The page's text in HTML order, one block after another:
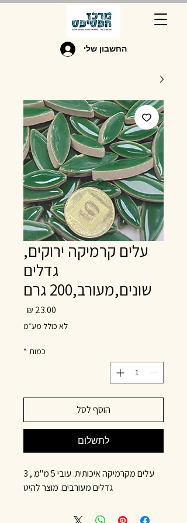
החשבון שלי
עלים קרמיקה ירוקים,
גדלים
שונים,מעורב,200 גרם
לא כולל מע״מ
כמות *
הוסף לסל
לתשלום
עלים מקרמיקה איכותית. עובי 5 מ"מ , 3
גדלים מעורבים. מוצר להיט